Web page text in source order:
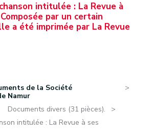
intitulée : La Revue à
par un certain
a été imprimée par La Revue
de la Société
Namur
Documents divers (31 pièces).
intitulée : La Revue à ses